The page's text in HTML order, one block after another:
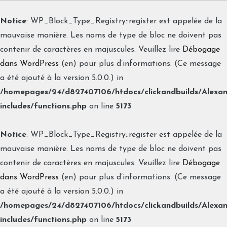
Notice: WP_Block_Type_Registry::register est appelée de la
mauvaise manière. Les noms de type de bloc ne doivent pas
contenir de caractères en majuscules. Veuillez lire Débogage
dans WordPress (en) pour plus d’informations. (Ce message
a été ajouté à la version 5.0.0.) in
/homepages/24/d827407106/htdocs/clickandbuilds/
includes/functions.php on line 5173
Notice: WP_Block_Type_Registry::register est appelée de la
mauvaise manière. Les noms de type de bloc ne doivent pas
contenir de caractères en majuscules. Veuillez lire Débogage
dans WordPress (en) pour plus d’informations. (Ce message
a été ajouté à la version 5.0.0.) in
/homepages/24/d827407106/htdocs/clickandbuilds/
includes/functions.php on line 5173